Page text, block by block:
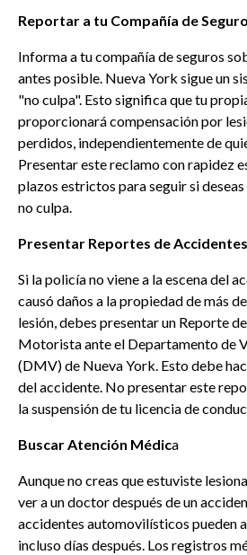
Reportar a tu Compañía de
Informa a tu compañía de seguros
antes posible. Nueva York sigue un
"no culpa". Esto significa que tu
proporcionará compensación por
perdidos, independientemente de
Presentar este reclamo con rapidez
plazos estrictos para seguir si
no culpa.
Presentar Reportes de
Si la policía no viene a la escena del
causó daños a la propiedad de más
lesión, debes presentar un Reporte
Motorista ante el Departamento de
(DMV) de Nueva York. Esto debe
del accidente. No presentar este
la suspensión de tu licencia de
Buscar Atención Médica
Aunque no creas que estuviste
ver a un doctor después de un
accidentes automovilísticos pueden
incluso días después. Los registros